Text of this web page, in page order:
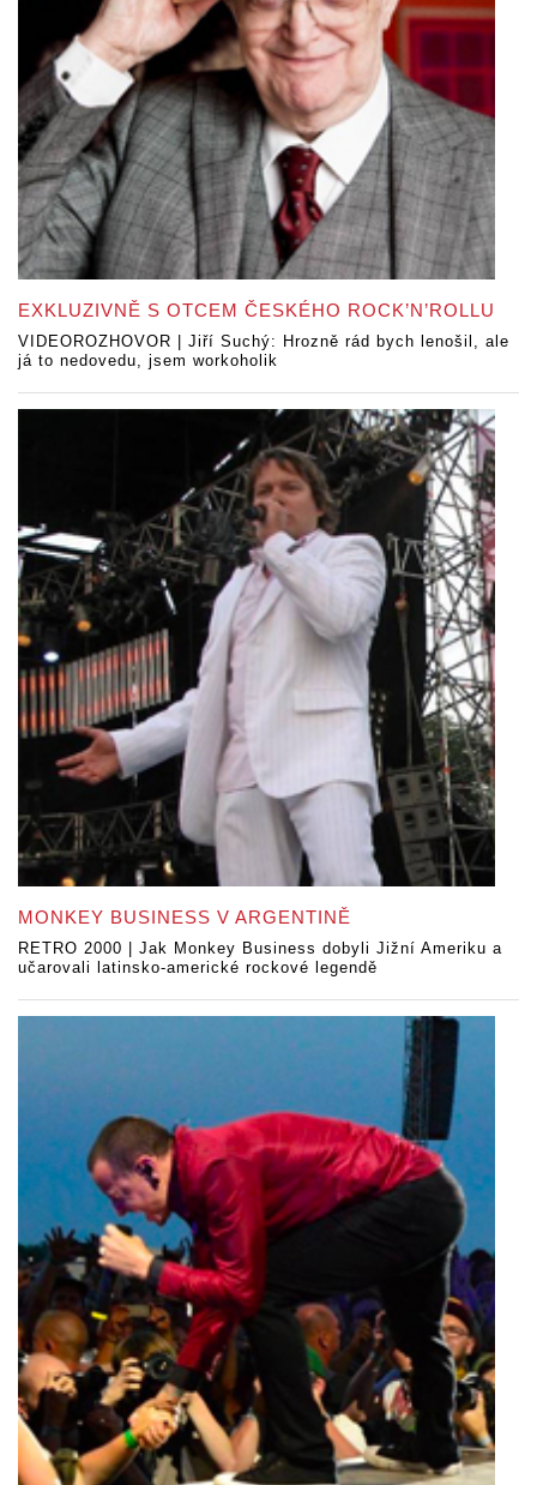
EXKLUZIVNĚ S OTCEM ČESKÉHO ROCK’N’ROLLU
VIDEOROZHOVOR | Jiří Suchý: Hrozně rád bych lenošil, ale
já to nedovedu, jsem workoholik
MONKEY BUSINESS V ARGENTINĚ
RETRO 2000 | Jak Monkey Business dobyli Jižní Ameriku a
učarovali latinsko-americké rockové legendě